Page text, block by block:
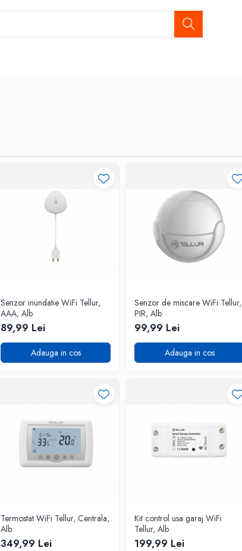
Senzor inundatie WiFi Tellur,
AAA, Alb
89,99 Lei
Adauga in cos
Senzor de miscare WiFi Tellur,
PIR, Alb
99,99 Lei
Adauga in cos
Termostat WiFi Tellur, Centrala,
Alb
349,99 Lei
Kit control usa garaj WiFi
Tellur, Alb
199,99 Lei